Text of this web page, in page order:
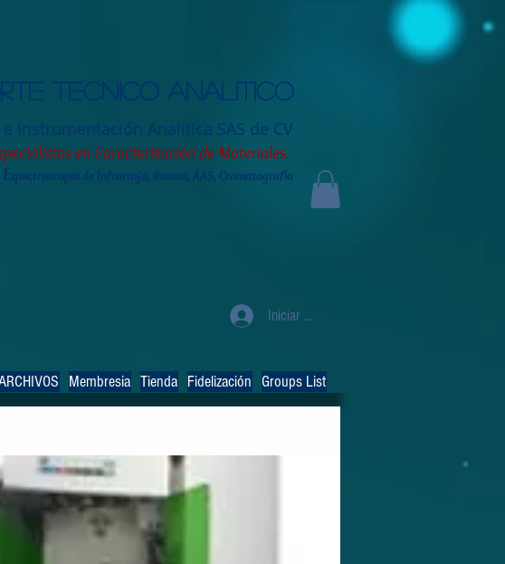
tecnico analitico
Instrumentación Analitica SAS de CV
en Caracterización de Materiales.
Espectroscopia de Infrarrojo, Raman, AAS, Cromatografia
Iniciar sesión
Membresia Tienda Fidelización Groups List